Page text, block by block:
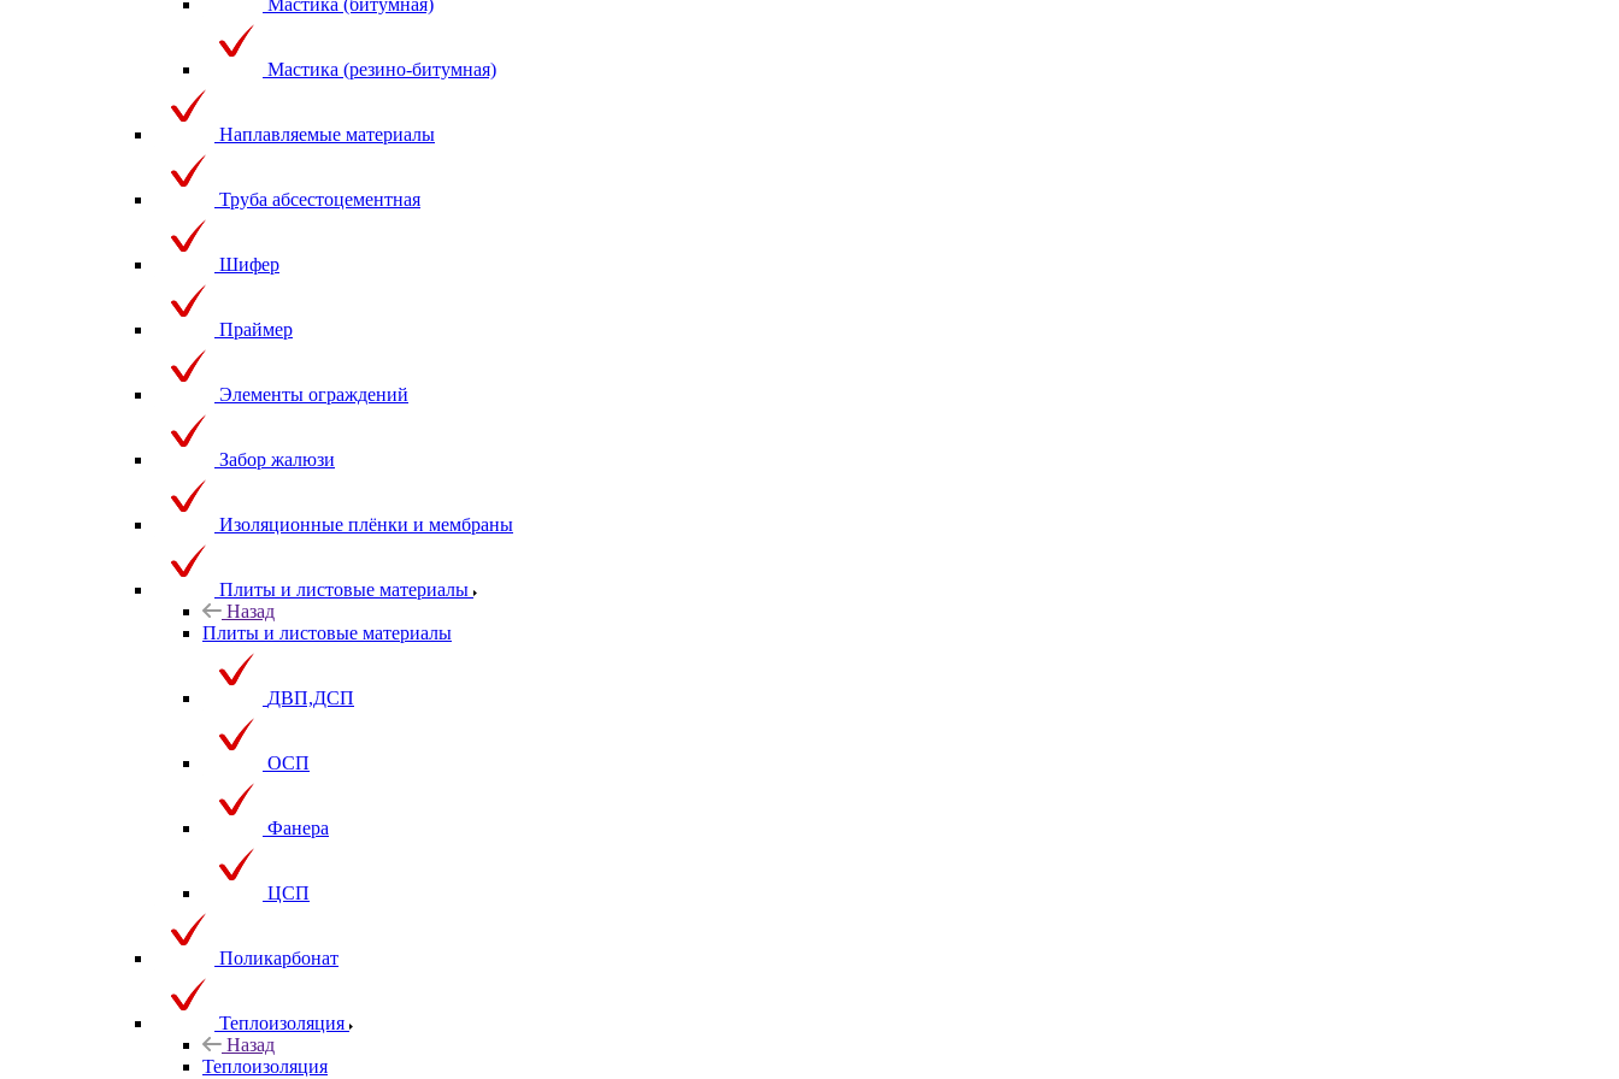
Мастика (битумная)
Мастика (резино-битумная)
Наплавляемые материалы
Труба абсестоцементная
Шифер
Праймер
Элементы ограждений
Забор жалюзи
Изоляционные плёнки и мембраны
Плиты и листовые материалы
Назад
Плиты и листовые материалы
ДВП,ДСП
ОСП
Фанера
ЦСП
Поликарбонат
Теплоизоляция
Назад
Теплоизоляция